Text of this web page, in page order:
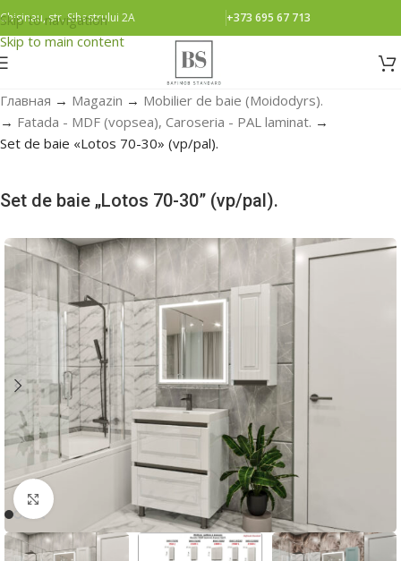
Skip to navigation
Skip to main content
Chisinau, str. Sihastrului 2A +373 695 67 713
Главная → Magazin → Mobilier de baie (Moidodyrs).
→ Fatada - MDF (vopsea), Caroseria - PAL laminat. →
Set de baie «Lotos 70-30» (vp/pal).
Set de baie „Lotos 70-30” (vp/pal).
Faceți click pentru a mări